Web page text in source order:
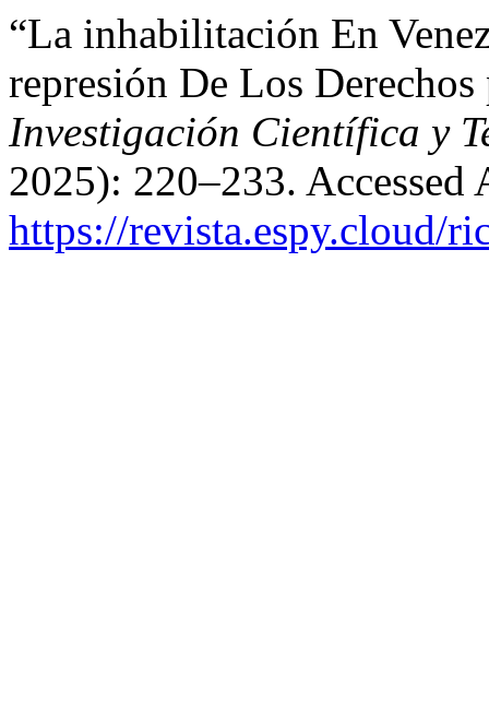
“La inhabilitación En
represión De Los
Investigación Científica y
2025): 220–233. Accessed
https://revista.espy.cloud/